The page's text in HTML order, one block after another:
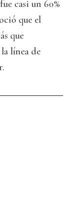
casi un 60%
que el
que
línea de